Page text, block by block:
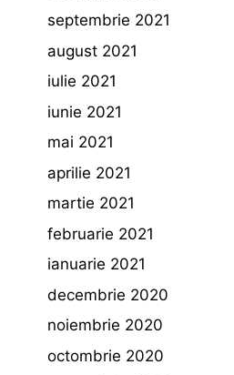
septembrie 2021
august 2021
iulie 2021
iunie 2021
mai 2021
aprilie 2021
martie 2021
februarie 2021
ianuarie 2021
decembrie 2020
noiembrie 2020
octombrie 2020